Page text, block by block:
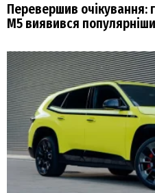
Перевершив очікування:
M5 виявився